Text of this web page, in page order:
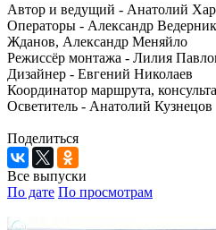
Автор и ведущий - Анатолий
Операторы - Александр
Жданов, Александр Меняйло
Режиссёр монтажа - Лилия
Дизайнер - Евгений Николаев
Координатор маршрута,
Осветитель - Анатолий Кузнецов
Поделиться
Все выпуски
По дате По просмотрам